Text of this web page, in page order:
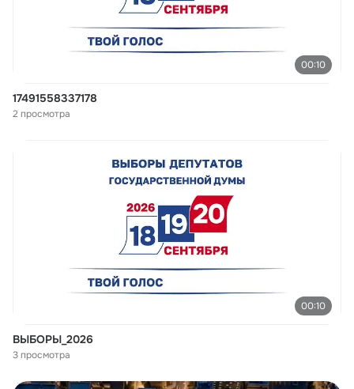
00:10
17491558337178
2 просмотра
00:10
ВЫБОРЫ_2026
3 просмотра